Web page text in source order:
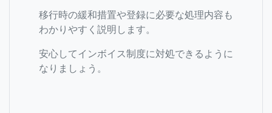
移行時の緩和措置や登録に必要な処理内容も
わかりやすく説明します。
安心してインボイス制度に対処できるように
なりましょう。